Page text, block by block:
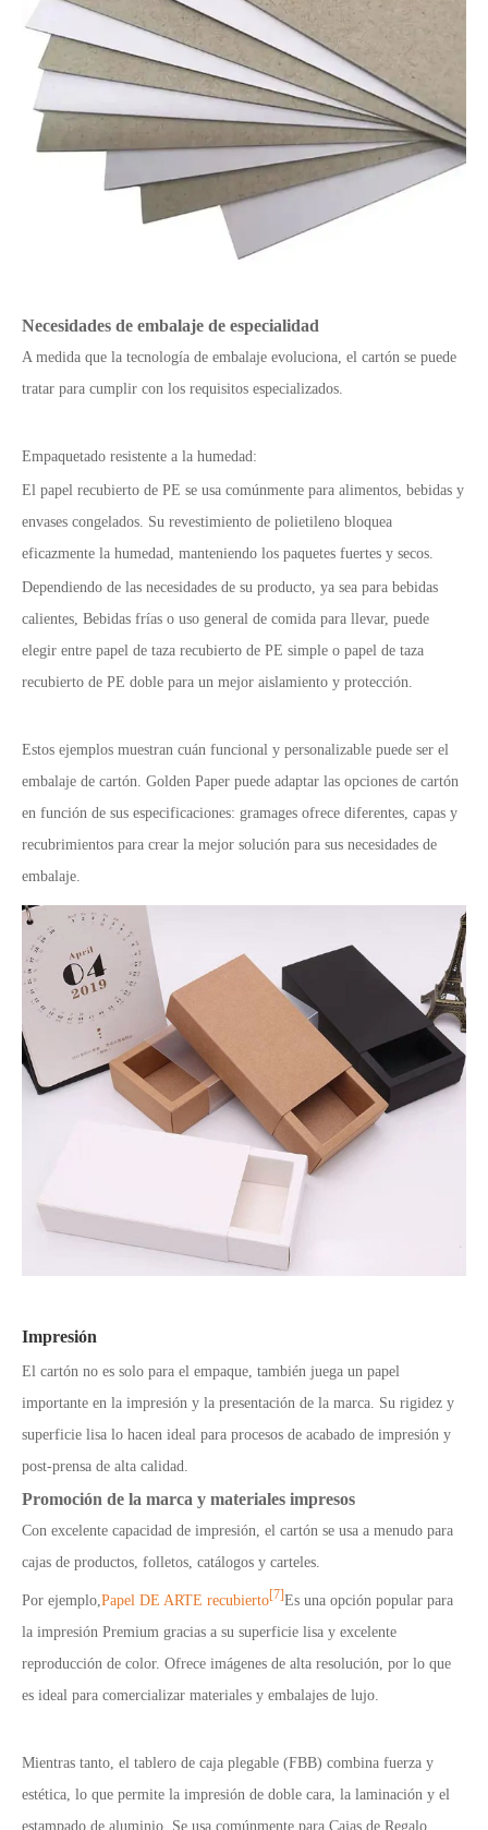
Necesidades de embalaje de especialidad
A medida que la tecnología de embalaje evoluciona, el cartón se puede
tratar para cumplir con los requisitos especializados.
Empaquetado resistente a la humedad:
El papel recubierto de PE se usa comúnmente para alimentos, bebidas y
envases congelados. Su revestimiento de polietileno bloquea
eficazmente la humedad, manteniendo los paquetes fuertes y secos.
Dependiendo de las necesidades de su producto, ya sea para bebidas
calientes, Bebidas frías o uso general de comida para llevar, puede
elegir entre papel de taza recubierto de PE simple o papel de taza
recubierto de PE doble para un mejor aislamiento y protección.
Estos ejemplos muestran cuán funcional y personalizable puede ser el
embalaje de cartón. Golden Paper puede adaptar las opciones de cartón
en función de sus especificaciones: gramages ofrece diferentes, capas y
recubrimientos para crear la mejor solución para sus necesidades de
embalaje.
Impresión
El cartón no es solo para el empaque, también juega un papel
importante en la impresión y la presentación de la marca. Su rigidez y
superficie lisa lo hacen ideal para procesos de acabado de impresión y
post-prensa de alta calidad.
Promoción de la marca y materiales impresos
Con excelente capacidad de impresión, el cartón se usa a menudo para
cajas de productos, folletos, catálogos y carteles.
Por ejemplo, Papel DE ARTE recubierto [7] Es una opción popular para
la impresión Premium gracias a su superficie lisa y excelente
reproducción de color. Ofrece imágenes de alta resolución, por lo que
es ideal para comercializar materiales y embalajes de lujo.
Mientras tanto, el tablero de caja plegable (FBB) combina fuerza y
estética, lo que permite la impresión de doble cara, la laminación y el
estampado de aluminio. Se usa comúnmente para Cajas de Regalo,